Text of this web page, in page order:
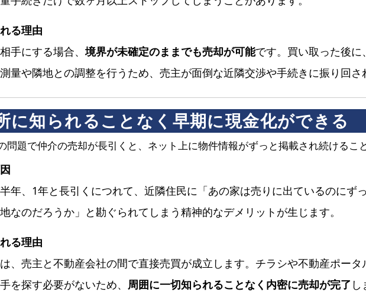
る理由
手にする場合、境界が未確定のままでも売却が可能です。買い取った後
量や隣地との調整を行うため、売主が面倒な近隣交渉や手続きに振り回さ
に知られることなく早期に現金化ができる
問題で仲介の売却が長引くと、ネット上に物件情報がずっと掲載され続けるこ
年、1年と長引くにつれて、近隣住民に「あの家は売りに出ているのにず
なのだろうか」と勘ぐられてしまう精神的なデメリットが生じます。
る理由
、売主と不動産会社の間で直接売買が成立します。チラシや不動産ポー
を探す必要がないため、 周囲に一切知られることなく内密に売却が完了